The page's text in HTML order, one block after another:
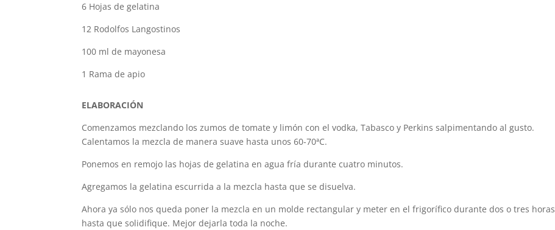
6 Hojas de gelatina
12 Rodolfos Langostinos
100 ml de mayonesa
1 Rama de apio
ELABORACIÓN
Comenzamos mezclando los zumos de tomate y limón con el vodka, Tabasco y Perkins salpimentando al gusto.
Calentamos la mezcla de manera suave hasta unos 60-70ªC.
Ponemos en remojo las hojas de gelatina en agua fría durante cuatro minutos.
Agregamos la gelatina escurrida a la mezcla hasta que se disuelva.
Ahora ya sólo nos queda poner la mezcla en un molde rectangular y meter en el frigorífico durante dos o tres horas
hasta que solidifique. Mejor dejarla toda la noche.